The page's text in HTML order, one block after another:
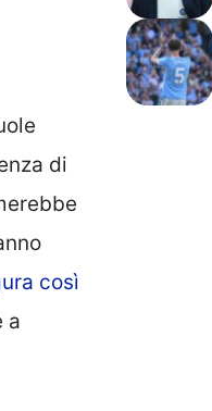
di
così
a